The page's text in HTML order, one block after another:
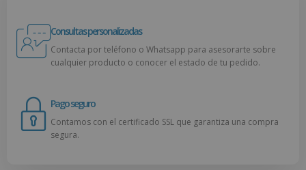
Consultas personalizadas
Contacta por teléfono o Whatsapp para asesorarte sobre
cualquier producto o conocer el estado de tu pedido.
Pago seguro
Contamos con el certificado SSL que garantiza una compra
segura.